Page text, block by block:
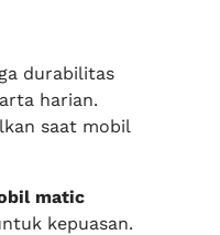
durabilitas
harian.
saat mobil
matic
kepuasan.